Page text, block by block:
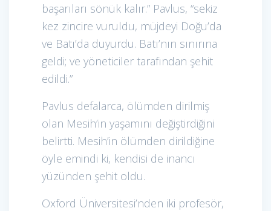
başarıları sönük kalır.” Pavlus, “sekiz
kez zincire vuruldu, müjdeyi Doğu’da
ve Batı’da duyurdu. Batı’nın sınırına
geldi; ve yöneticiler tarafından şehit
edildi.”
Pavlus defalarca, ölümden dirilmiş
olan Mesih’in yaşamını değiştirdiğini
belirtti. Mesih’in ölümden dirildiğine
öyle emindi ki, kendisi de inancı
yüzünden şehit oldu.
Oxford Üniversitesi’nden iki profesör,